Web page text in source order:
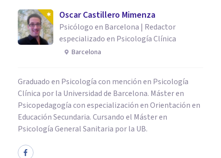
Oscar Castillero Mimenza
Psicólogo en Barcelona | Redactor
especializado en Psicología Clínica
Barcelona
Graduado en Psicología con mención en Psicología
Clínica por la Universidad de Barcelona. Máster en
Psicopedagogía con especialización en Orientación en
Educación Secundaria. Cursando el Máster en
Psicología General Sanitaria por la UB.